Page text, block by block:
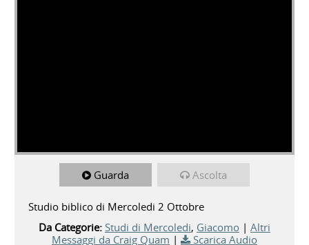
Guarda Ascolta
Studio biblico di Mercoledi 2 Ottobre
Da Categorie: Studi di Mercoledi, Giacomo | Altri
Messaggi da Craig Quam | Scarica Audio